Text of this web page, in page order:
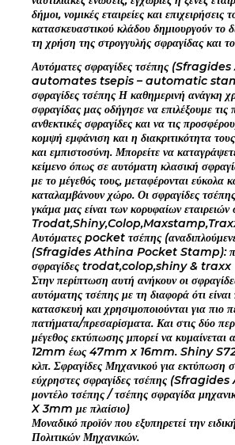
δήμοι, νομικές εταιρείες και επιχειρήσεις
κατασκευαστικού κλάδου δημιουργούν το
τη χρήση της στρογγυλής σφραγίδας και
Αυτόματες σφραγίδες τσέπης
automates tsepis – automatic
σφραγίδες τσέπης Η καθημερινή ανάγκη
σφραγίδας μας οδήγησε να επιλέξουμε τις
ανθεκτικές σφραγίδες και να τις
κομψή εμφάνιση και η διακριτικότητα
και εμπιστοσύνη. Μπορείτε να
κείμενο όπως σε αυτόματη κλασική
με το μέγεθός τους, μεταφέρονται εύκολα
καταλαμβάνουν χώρο. Οι σφραγίδες
γκάμα μας είναι των κορυφαίων
Αυτόματες pocket τσέπης
(Sfragides Athina Pocket Stamp):
σφραγίδες trodat,colop,shiny & traxx
Στην περίπτωση αυτή ανήκουν οι
αυτόματης τσέπης με τη διαφορά ότι είναι
κατασκευή και χρησιμοποιούνται για πιο
πατήματα/πρεσαρίσματα. Και στις δύο
μέγεθος εκτύπωσης μπορεί να
12mm έως 47mm x 16mm. Shiny
κλπ. Σφραγίδες Μηχανικού για εκτύπωση
εύχρηστες σφραγίδες τσέπης
μοντέλο τσέπης / τσέπης σφραγίδα
X 3mm με πλαίσιο)
Μοναδικό προϊόν που εξυπηρετεί την
Πολιτικών Μηχανικών.